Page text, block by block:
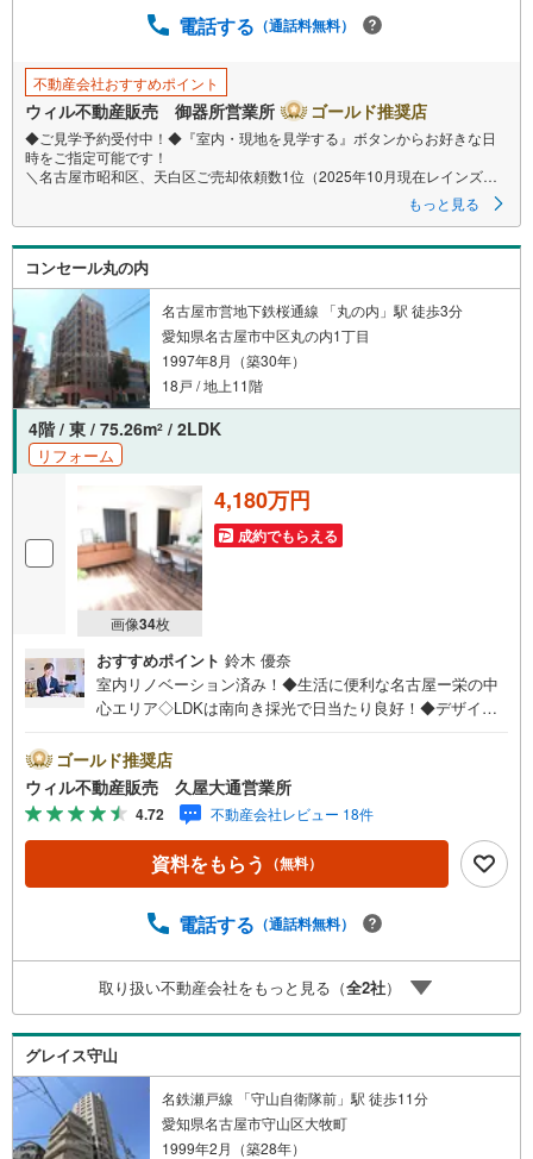
電話する （通話料無料）
不動産会社おすすめポイント
ウィル不動産販売 御器所営業所 ゴールド推奨店
◆ご見学予約受付中！◆『室内・現地を見学する』ボタンからお好きな日
時をご指定可能です！
＼名古屋市昭和区、天白区ご売却依頼数1位（2025年10月現在レインズ調
名古屋市昭和区、天白区の直接のご売却依頼を数多くいただいている不動
産仲介会社です。
ネット上で分かる立地環境はもちろん、過去にお任せいただいたお客様に
現地の生の声をもとに住戸環境を提案致します。
＼平日のお住まい探しの方へ/
弊社では平日にご内覧・契約など平日にお住まい探しをされるお客様にサ
ービスをご用意しています。
＼お仕事で忙しい方へ/
午前10時から午後7時まで”毎日”営業しています。事前にご予約頂きました
ら営業時間外でのご内覧もご対応いたします。
＼本物件の他にも気になる物件がある方へ/
不動産業者間で不動産情報が共有されているので、名古屋市全域や、その
他隣接エリアでもご内覧が可能です！
【御器所営業所】
○地下鉄桜通線、鶴舞線「御器所」駅徒歩1分
○お子様が遊べるキッズスペースあり
○定休日ございません
もっと見る
コンセール丸の内
名古屋市営地下鉄桜通線 「丸の内」駅 徒歩3分
愛知県名古屋市中区丸の内1丁目
1997年8月（築30年）
18戸 / 地上11階
4階 / 東 / 75.26m2 / 2LDK
リフォーム
画像34枚
4,180万円
成約でもらえる
おすすめポイント 鈴木 優奈
室内リノベーション済み！◆生活に便利な名古屋ー栄の中
心エリア◇LDKは南向き採光で日当たり良好！◆デザイナ
能！＼リフォーム内容/（2022年3月）・3LDK→2LDKに間
取り変更・全室クロス、床張替・キッチン、ユニットバ
ス、洗面台、トイレ交換＼周辺施設/・地下鉄鶴舞線「丸の
内駅」徒歩4分・地下鉄桜通線「国際センター駅」徒歩8
分・地下鉄東山線「伏見駅」徒歩10分・名鉄「名古屋駅」
徒歩16分・御園小学校 徒歩8分・丸の内中学校 徒歩10
納屋橋店 徒歩12分・JR名古屋高島屋 徒歩17分・名古
無し） 上記時間はお電話が繋がりやすくなっております。
ぜひお気軽にご連絡下さい！現地を見学される場合は「室
内・現地を見学する（無料）」ボタンよりご希望の日時を
ご記入いただけますとスムーズにご案内が可能です。
ゴールド推奨店
ウィル不動産販売 久屋大通営業所
4.72 不動産会社レビュー 18件
資料をもらう （無料）
電話する （通話料無料）
取り扱い不動産会社をもっと見る（全2社）
グレイス守山
名鉄瀬戸線 「守山自衛隊前」駅 徒歩11分
愛知県名古屋市守山区大牧町
1999年2月（築28年）